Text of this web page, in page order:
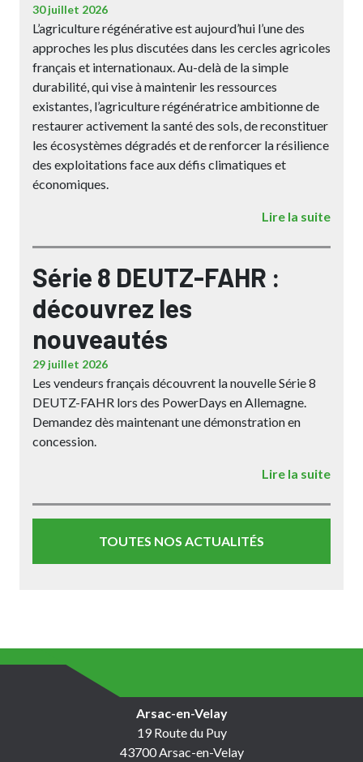
30 juillet 2026
L’agriculture régénérative est aujourd’hui l’une des
approches les plus discutées dans les cercles agricoles
français et internationaux. Au-delà de la simple
durabilité, qui vise à maintenir les ressources
existantes, l’agriculture régénératrice ambitionne de
restaurer activement la santé des sols, de reconstituer
les écosystèmes dégradés et de renforcer la résilience
des exploitations face aux défis climatiques et
économiques.
Lire la suite
Série 8 DEUTZ-FAHR :
découvrez les
nouveautés
29 juillet 2026
Les vendeurs français découvrent la nouvelle Série 8
DEUTZ-FAHR lors des PowerDays en Allemagne.
Demandez dès maintenant une démonstration en
concession.
Lire la suite
TOUTES NOS ACTUALITÉS
Arsac-en-Velay
19 Route du Puy
43700 Arsac-en-Velay